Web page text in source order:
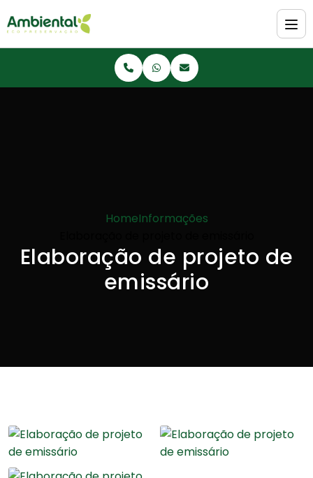
HomeInformações
Elaboração de projeto de
emissário